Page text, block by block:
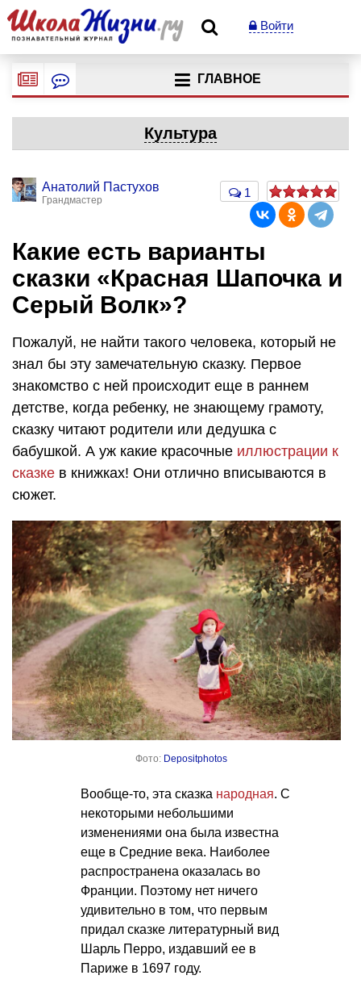
Войти
ГЛАВНОЕ
Культура
Анатолий Пастухов
Грандмастер
1
Какие есть варианты
сказки «Красная Шапочка и
Серый Волк»?
Пожалуй, не найти такого человека, который не
знал бы эту замечательную сказку. Первое
знакомство с ней происходит еще в раннем
детстве, когда ребенку, не знающему грамоту,
сказку читают родители или дедушка с
бабушкой. А уж какие красочные иллюстрации к
сказке в книжках! Они отлично вписываются в
сюжет.
Фото: Depositphotos
Вообще-то, эта сказка народная. С
некоторыми небольшими
изменениями она была известна
еще в Средние века. Наиболее
распространена оказалась во
Франции. Поэтому нет ничего
удивительно в том, что первым
придал сказке литературный вид
Шарль Перро, издавший ее в
Париже в 1697 году.